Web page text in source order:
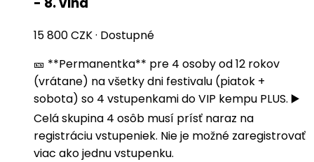
15 800 CZK· Dostupné
🎫 **Permanentka** pre 4 osoby od 12 rokov
(vrátane) na všetky dni festivalu (piatok +
sobota) so 4 vstupenkami do VIP kempu PLUS. ▶️
Celá skupina 4 osôb musí prísť naraz na
registráciu vstupeniek. Nie je možné zaregistrovať
viac ako jednu vstupenku.